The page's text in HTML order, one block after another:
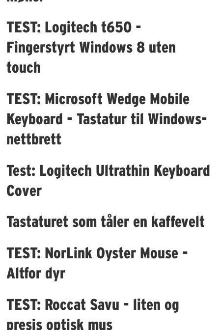
TEST: Logitech t650 -
Fingerstyrt Windows 8 uten
touch
TEST: Microsoft Wedge Mobile
Keyboard - Tastatur til Windows-
nettbrett
Test: Logitech Ultrathin Keyboard
Cover
Tastaturet som tåler en kaffevelt
TEST: NorLink Oyster Mouse -
Altfor dyr
TEST: Roccat Savu - liten og
presis optisk mus